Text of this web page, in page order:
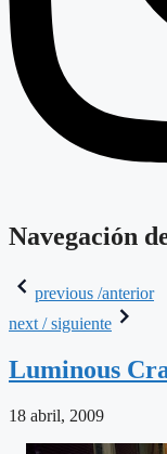
Navegación
previous /anterior
next / siguiente
Luminous
18 abril, 2009